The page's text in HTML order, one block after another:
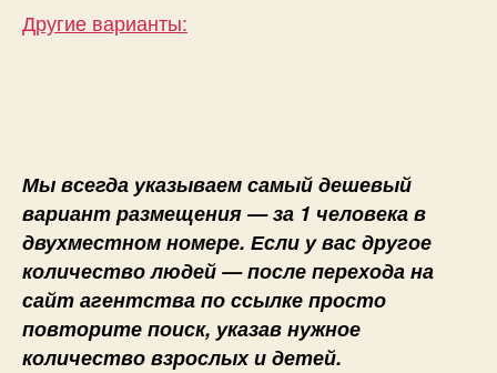
Другие варианты:
Мы всегда указываем самый дешевый
вариант размещения — за 1 человека в
двухместном номере. Если у вас другое
количество людей — после перехода на
сайт агентства по ссылке просто
повторите поиск, указав нужное
количество взрослых и детей.